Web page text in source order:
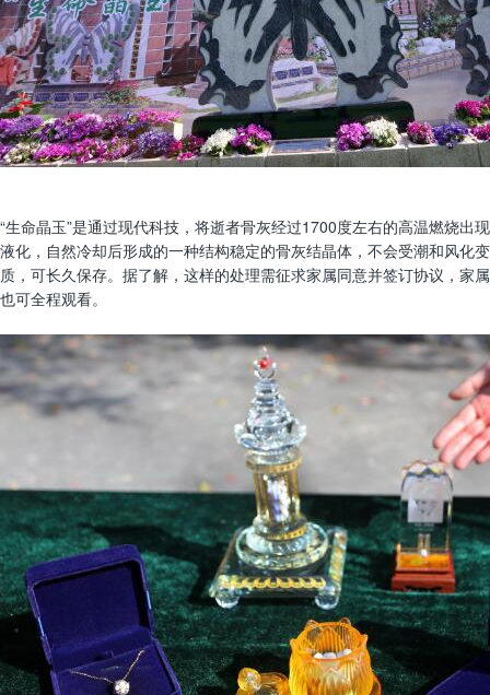
“生命晶玉”是通过现代科技，将逝者骨灰经过1700度左右的高温燃烧出现
液化，自然冷却后形成的一种结构稳定的骨灰结晶体，不会受潮和风化变
质，可长久保存。据了解，这样的处理需征求家属同意并签订协议，家属
也可全程观看。